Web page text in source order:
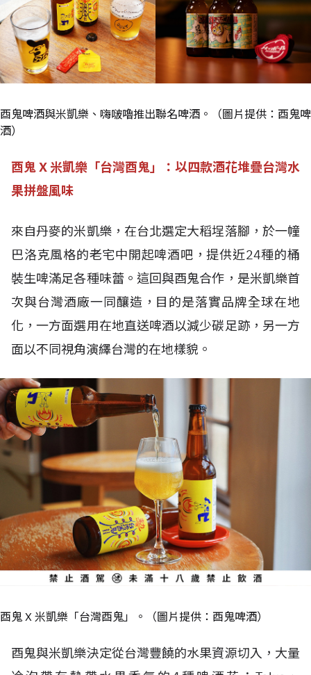
酉鬼啤酒與米凱樂、嗨啵嚕推出聯名啤酒。（圖片提供：酉鬼啤
酒）
酉鬼 X 米凱樂「台灣酉鬼」：以四款酒花堆疊台灣水
果拼盤風味
來自丹麥的米凱樂，在台北選定大稻埕落腳，於一幢
巴洛克風格的老宅中開起啤酒吧，提供近24種的桶
裝生啤滿足各種味蕾。這回與酉鬼合作，是米凱樂首
次與台灣酒廠一同釀造，目的是落實品牌全球在地
化，一方面選用在地直送啤酒以減少碳足跡，另一方
面以不同視角演繹台灣的在地樣貌。
酉鬼 X 米凱樂「台灣酉鬼」。（圖片提供：酉鬼啤酒）
酉鬼與米凱樂決定從台灣豐饒的水果資源切入，大量